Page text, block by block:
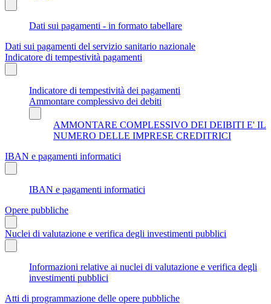
Dati sui pagamenti - in formato tabellare
Dati sui pagamenti del servizio sanitario nazionale
Indicatore di tempestività pagamenti
Indicatore di tempestività dei pagamenti
Ammontare complessivo dei debiti
AMMONTARE COMPLESSIVO DEI DEIBITI E' IL
NUMERO DELLE IMPRESE CREDITRICI
IBAN e pagamenti informatici
IBAN e pagamenti informatici
Opere pubbliche
Nuclei di valutazione e verifica degli investimenti pubblici
Informazioni relative ai nuclei di valutazione e verifica degli
investimenti pubblici
Atti di programmazione delle opere pubbliche